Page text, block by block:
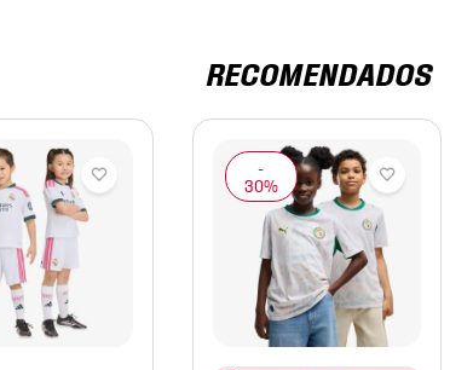
RECOMENDADOS